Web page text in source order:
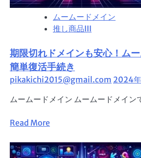
イ
ン
の
接
続
ガ
ド
編】
ムームードメイン
推し商品III
期限切れドメインも安心！ム
簡単復活手続き
pikakichi2015@gmail.com 2024
ムームードメイン ムームードメイ
Read MoreRead
about